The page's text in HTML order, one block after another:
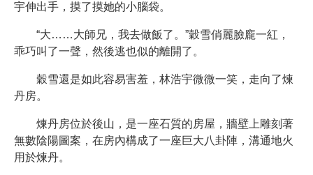
宇伸出手，摸了摸她的小腦袋。
“大……大師兄，我去做飯了。”穀雪俏麗臉龐一紅，
乖巧叫了一聲，然後逃也似的離開了。
穀雪還是如此容易害羞，林浩宇微微一笑，走向了煉
丹房。
煉丹房位於後山，是一座石質的房屋，牆壁上雕刻著
無數陰陽圖案，在房內構成了一座巨大八卦陣，溝通地火
用於煉丹。